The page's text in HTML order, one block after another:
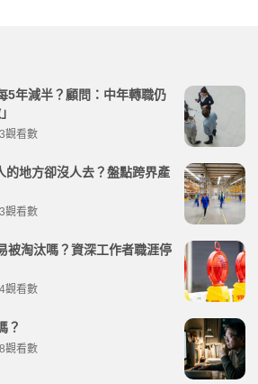
5年減半？顧問：中年轉職仍
觀看數
的地方卻沒人去？盤點跨界產
觀看數
被淘汰嗎？資深工作者職涯停
觀看數
？
觀看數